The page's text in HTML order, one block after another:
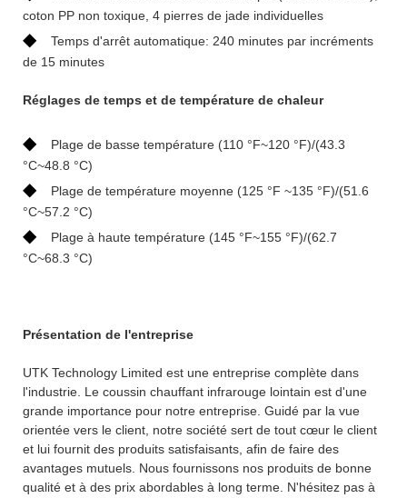
coton PP non toxique, 4 pierres de jade individuelles
◆
Temps d'arrêt automatique: 240 minutes par incréments
de 15 minutes
Réglages de temps et de température de chaleur
◆
Plage de basse température (110 °F~120 °F)/(43.3
°C~48.8 °C)
◆
Plage de température moyenne (125 °F ~135 °F)/(51.6
°C~57.2 °C)
◆
Plage à haute température (145 °F~155 °F)/(62.7
°C~68.3 °C)
Présentation de l'entreprise
UTK Technology Limited est une entreprise complète dans
l'industrie. Le coussin chauffant infrarouge lointain est d'une
grande importance pour notre entreprise. Guidé par la vue
orientée vers le client, notre société sert de tout cœur le client
et lui fournit des produits satisfaisants, afin de faire des
avantages mutuels. Nous fournissons nos produits de bonne
qualité et à des prix abordables à long terme. N'hésitez pas à